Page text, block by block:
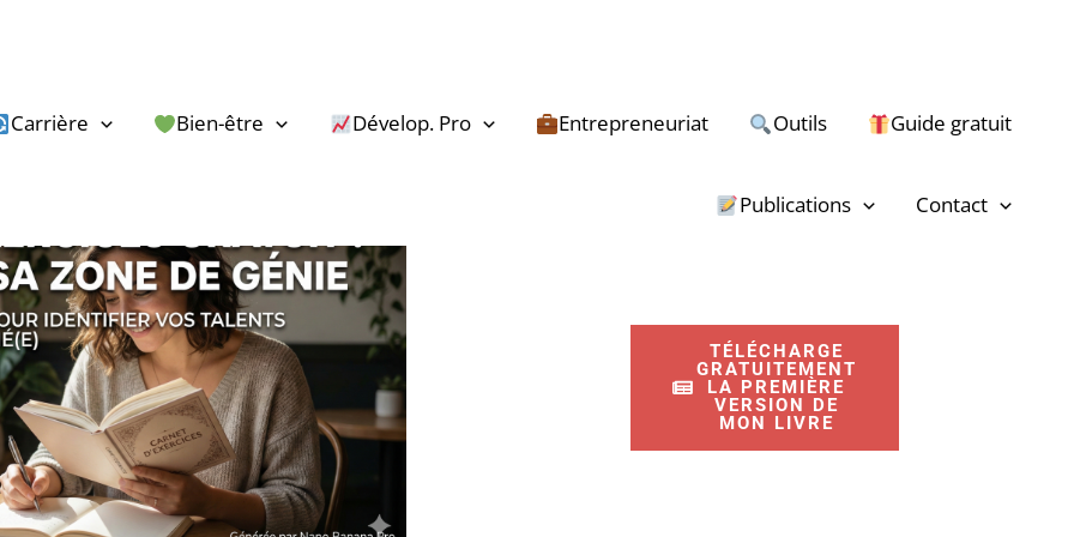
Carrière Bien-être Dévelop. Pro Entrepreneuriat Outils Guide gratuit
Publications Contact
TÉLÉCHARGE
GRATUITEMENT
LA PREMIÈRE
VERSION DE
MON LIVRE